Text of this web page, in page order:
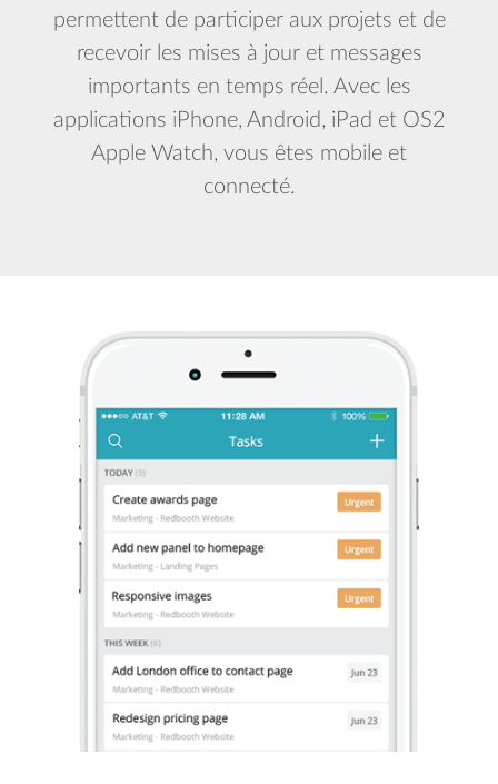
permettent de participer aux projets et de
recevoir les mises à jour et messages
importants en temps réel. Avec les
applications iPhone, Android, iPad et OS2
Apple Watch, vous êtes mobile et
connecté.